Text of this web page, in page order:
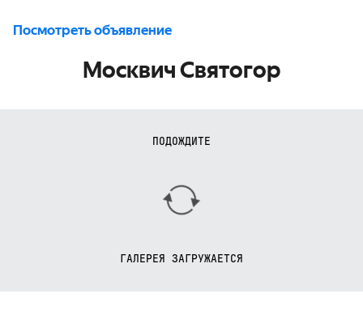
Посмотреть объявление
Москвич Святогор
ПОДОЖДИТЕ
ГАЛЕРЕЯ ЗАГРУЖАЕТСЯ